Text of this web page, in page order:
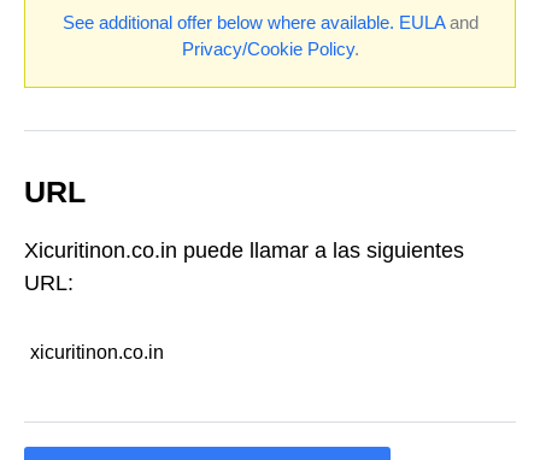
See additional offer below where available. EULAand
Privacy/Cookie Policy.
URL
Xicuritinon.co.in puede llamar a las siguientes
URL:
xicuritinon.co.in